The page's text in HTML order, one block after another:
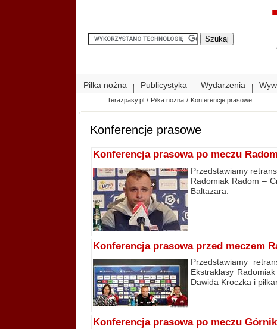
Piłka nożna Publicystyka Wydarzenia
Terazpasy.pl / Piłka nożna / Konferencje prasowe
Konferencje prasowe
Konferencja prasowa po meczu
Przedstawiamy
Radomiak Radom –
Baltazara.
Konferencja prasowa przed meczem
Przedstawiamy
Ekstraklasy
Dawida Kroczka i
Konferencja prasowa po meczu